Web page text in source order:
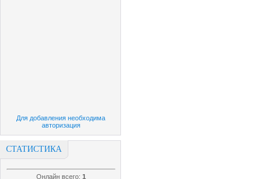
Для добавления необходима
авторизация
СТАТИСТИКА
Онлайн всего: 1